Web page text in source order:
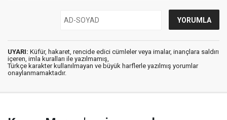
UYARI: Küfür, hakaret, rencide edici cümleler veya imalar, inançlara saldırı
içeren, imla kuralları ile yazılmamış,
Türkçe karakter kullanılmayan ve büyük harflerle yazılmış yorumlar
onaylanmamaktadır.